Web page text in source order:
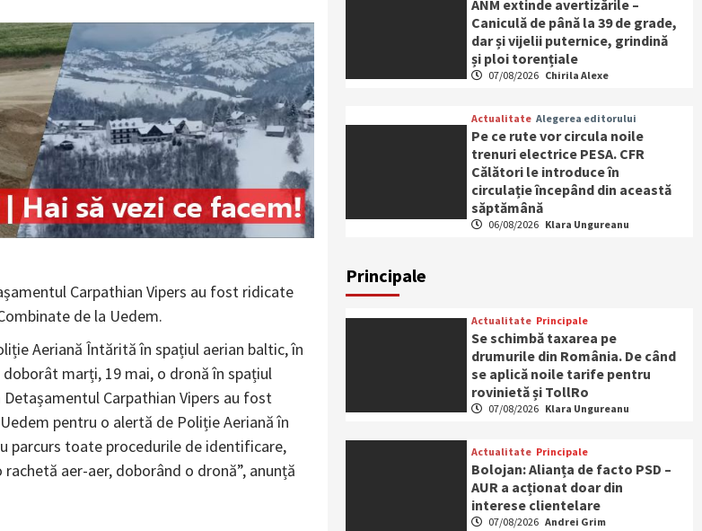
Carpathian Vipers au fost ridicate
de la Uedem.
Aeriană Întărită în spațiul aerian baltic, în
marți, 19 mai, o dronă în spațiul
Carpathian Vipers au fost
pentru o alertă de Poliție Aeriană în
parcurs toate procedurile de identificare,
aer-aer, doborând o dronă”, anunță
ANM extinde avertizările –
Caniculă de până la 39 de grade,
dar și vijelii puternice, grindină
și ploi torențiale
07/08/2026 Chirila Alexe
Actualitate Alegerea editorului
Pe ce rute vor circula noile
trenuri electrice PESA. CFR
Călători le introduce în
circulație începând din această
săptămână
06/08/2026 Klara Ungureanu
Principale
Actualitate Principale
Se schimbă taxarea pe
drumurile din România. De când
se aplică noile tarife pentru
rovinietă și TollRo
07/08/2026 Klara Ungureanu
Actualitate Principale
Bolojan: Alianța de facto PSD –
AUR a acționat doar din
interese clientelare
07/08/2026 Andrei Grim